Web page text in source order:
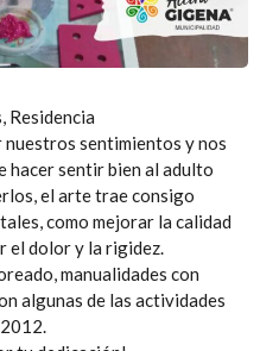
Residencia
sentimientos y nos
hacer sentir bien al adulto
el arte trae consigo
como mejorar la calidad
el dolor y la rigidez.
manualidades con
algunas de las actividades